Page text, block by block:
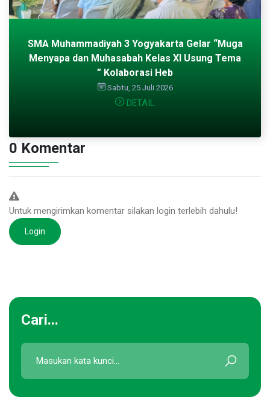
SMA Muhammadiyah 3 Yogyakarta Gelar “Muga
Menyapa dan Muhasabah Kelas XI Usung Tema
” Kolaborasi Heb
Sabtu, 25 Juli 2026
DETAIL
0 Komentar
Untuk mengirimkan komentar silakan login terlebih dahulu!
Login
Cari...